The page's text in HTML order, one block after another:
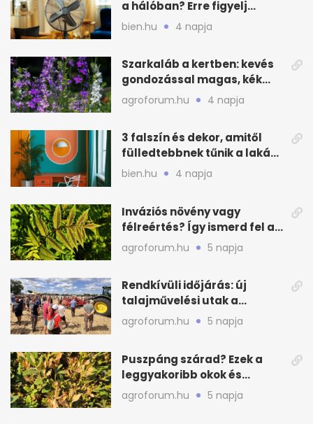
a hálóban? Erre figyelj
alvásnál nyáron
bien.hu 4 napja
Szarkaláb a kertben: kevés
gondozással magas, kék
virágfalat ad
agroforum.hu 4 napja
3 falszín és dekor, amitől
fülledtebbnek tűnik a lakás
nyáron
bien.hu 4 napja
Inváziós növény vagy
félreértés? Így ismerd fel a
valódi kockázatot
agroforum.hu 5 napja
Rendkívüli időjárás: új
talajművelési utak a
gazdáknak
agroforum.hu 5 napja
Puszpáng szárad? Ezek a
leggyakoribb okok és
teendők
agroforum.hu 5 napja